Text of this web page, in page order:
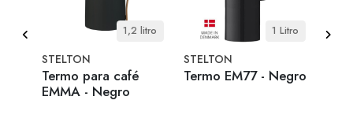
1,2 litro
STELTON
Termo para café
EMMA - Negro
1 Litro
STELTON
Termo EM77 - Negro